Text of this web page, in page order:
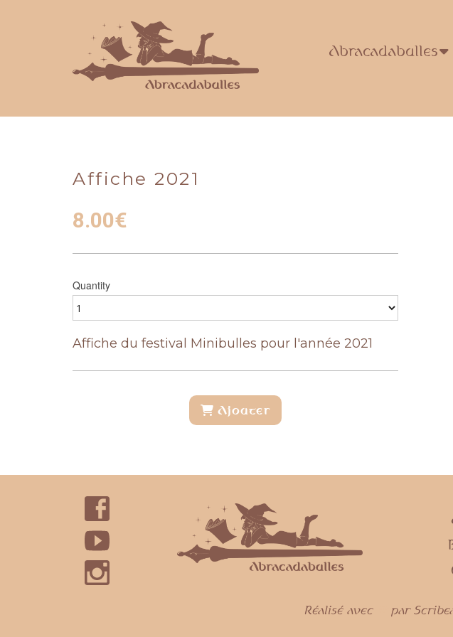
Abracadabulles
Affiche 2021
8.00€
Quantity
Affiche du festival Minibulles pour l'année 2021
Ajouter
Réalisé avec par